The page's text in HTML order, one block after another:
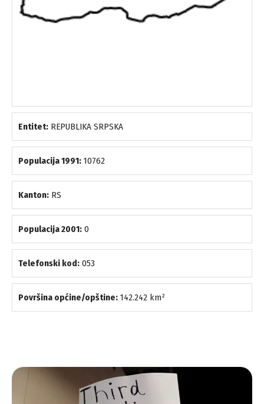
Entitet: REPUBLIKA SRPSKA
Populacija 1991: 10762
Kanton: RS
Populacija 2001: 0
Telefonski kod: 053
Površina općine/opštine: 142.242 km²